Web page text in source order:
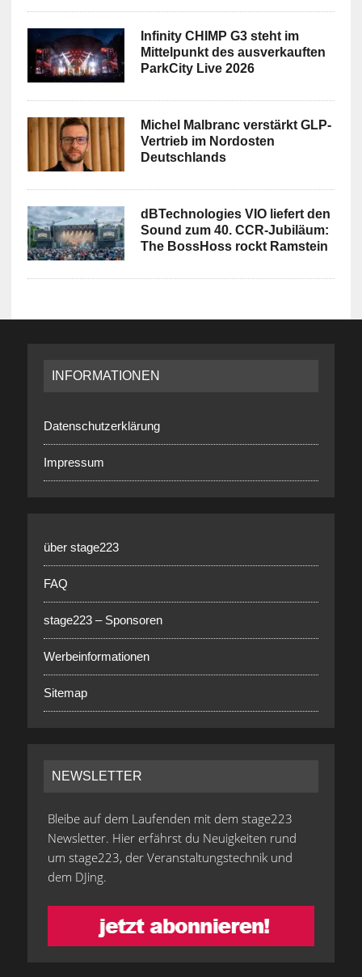
Infinity CHIMP G3 steht im
Mittelpunkt des ausverkauften
ParkCity Live 2026
Michel Malbranc verstärkt GLP-
Vertrieb im Nordosten
Deutschlands
dBTechnologies VIO liefert den
Sound zum 40. CCR-Jubiläum:
The BossHoss rockt Ramstein
INFORMATIONEN
Datenschutzerklärung
Impressum
über stage223
FAQ
stage223 – Sponsoren
Werbeinformationen
Sitemap
NEWSLETTER
Bleibe auf dem Laufenden mit dem stage223
Newsletter. Hier erfährst du Neuigkeiten rund
um stage223, der Veranstaltungstechnik und
dem DJing.